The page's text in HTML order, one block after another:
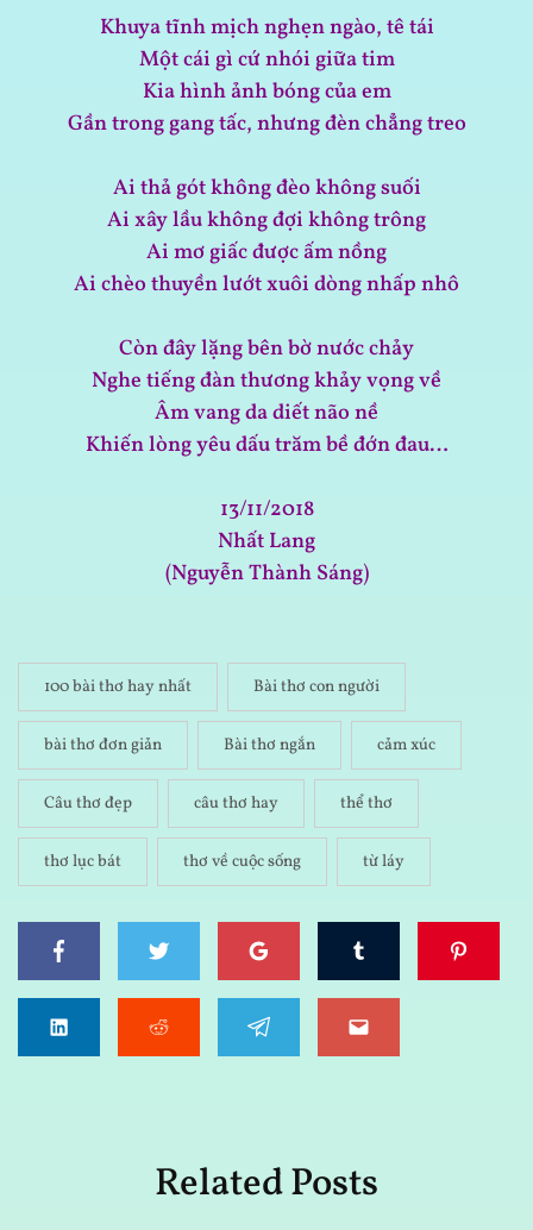
Khuya tĩnh mịch nghẹn ngào, tê tái
Một cái gì cứ nhói giữa tim
Kia hình ảnh bóng của em
Gần trong gang tấc, nhưng đèn chẳng treo
Ai thả gót không đèo không suối
Ai xây lầu không đợi không trông
Ai mơ giấc được ấm nồng
Ai chèo thuyền lướt xuôi dòng nhấp nhô
Còn đây lặng bên bờ nước chảy
Nghe tiếng đàn thương khảy vọng về
Âm vang da diết não nề
Khiến lòng yêu dấu trăm bề đớn đau…
13/11/2018
Nhất Lang
(Nguyễn Thành Sáng)
100 bài thơ hay nhất Bài thơ con người
bài thơ đơn giản Bài thơ ngắn cảm xúc
Câu thơ đẹp câu thơ hay thể thơ
thơ lục bát thơ về cuộc sống từ láy
Related Posts